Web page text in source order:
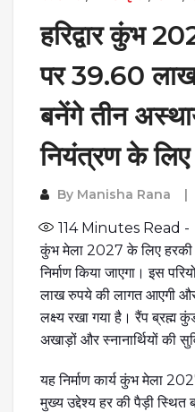
हरिद्वार कुंभ
पर 39.60
बनेंगे तीन
नियंत्रण के लिए
By Manisha Rana
114Minutes Read -
कुंभ मेला 2027 के लिए हरकी
निर्माण किया जाएगा। इस
लाख रुपये की लागत आएगी
लक्ष्य रखा गया है। रैंप ब्रह्म
अखाड़ों और स्नानार्थियों की
यह निर्माण कार्य कुंभ मेला
मुख्य उद्देश्य हर की पैड़ी